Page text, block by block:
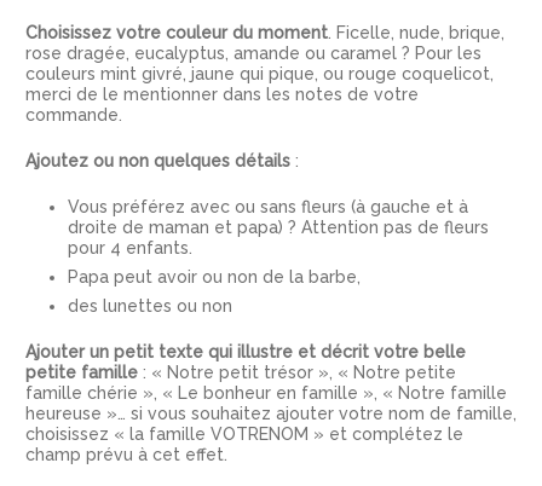
Choisissez votre couleur du moment . Ficelle, nude, brique,
rose dragée, eucalyptus, amande ou caramel ? Pour les
couleurs mint givré, jaune qui pique, ou rouge coquelicot,
merci de le mentionner dans les notes de votre
commande.
Ajoutez ou non quelques détails :
Vous préférez avec ou sans fleurs (à gauche et à
droite de maman et papa) ? Attention pas de fleurs
pour 4 enfants.
Papa peut avoir ou non de la barbe,
des lunettes ou non
Ajouter un petit texte qui illustre et décrit votre belle
petite famille : « Notre petit trésor », « Notre petite
famille chérie », « Le bonheur en famille », « Notre famille
heureuse »… si vous souhaitez ajouter votre nom de famille,
choisissez « la famille VOTRENOM » et complétez le
champ prévu à cet effet.